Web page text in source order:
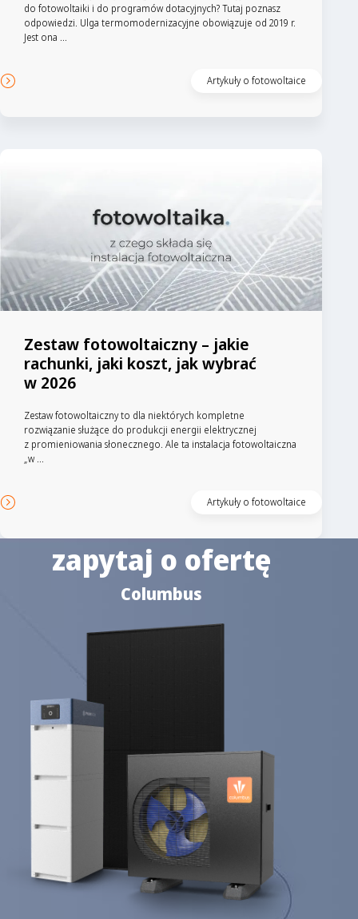
do fotowoltaiki i do programów dotacyjnych? Tutaj poznasz
odpowiedzi. Ulga termomodernizacyjne obowiązuje od 2019 r.
Jest ona ...
Artykuły o fotowoltaice
Zestaw fotowoltaiczny – jakie
rachunki, jaki koszt, jak wybrać
w 2026
Zestaw fotowoltaiczny to dla niektórych kompletne
rozwiązanie służące do produkcji energii elektrycznej
z promieniowania słonecznego. Ale ta instalacja fotowoltaiczna
„w ...
Artykuły o fotowoltaice
zapytaj o ofertę
Columbus